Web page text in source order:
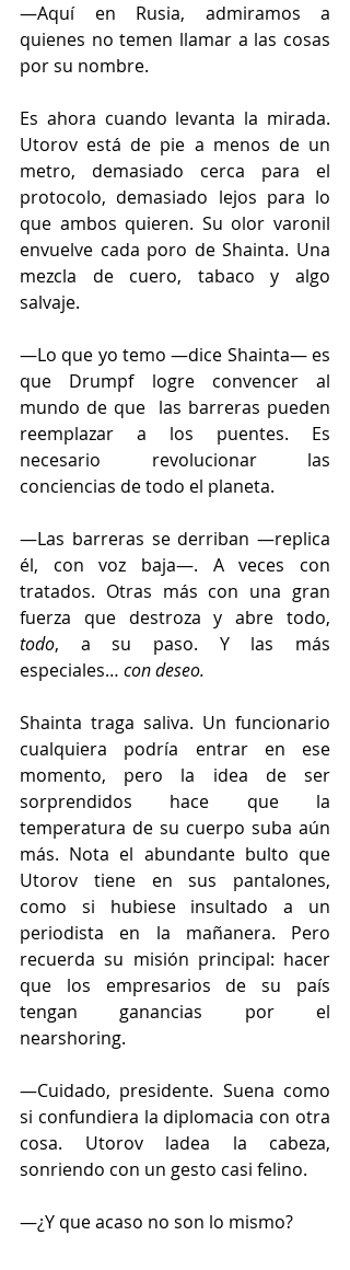
—Aquí en Rusia, admiramos a
quienes no temen llamar a las cosas
por su nombre.
Es ahora cuando levanta la mirada.
Utorov está de pie a menos de un
metro, demasiado cerca para el
protocolo, demasiado lejos para lo
que ambos quieren. Su olor varonil
envuelve cada poro de Shainta. Una
mezcla de cuero, tabaco y algo
salvaje.
—Lo que yo temo —dice Shainta— es
que Drumpf logre convencer al
mundo de que  las barreras pueden
reemplazar a los puentes. Es
necesario revolucionar las
conciencias de todo el planeta.
—Las barreras se derriban —replica
él, con voz baja—. A veces con
tratados. Otras más con una gran
todo, a su paso. Y las más
especiales… con deseo.
Shainta traga saliva. Un funcionario
cualquiera podría entrar en ese
momento, pero la idea de ser
sorprendidos hace que la
temperatura de su cuerpo suba aún
más. Nota el abundante bulto que
Utorov tiene en sus pantalones,
como si hubiese insultado a un
periodista en la mañanera. Pero
recuerda su misión principal: hacer
que los empresarios de su país
tengan ganancias por el
nearshoring.
—Cuidado, presidente. Suena como
si confundiera la diplomacia con otra
cosa. Utorov ladea la cabeza,
sonriendo con un gesto casi felino.
—¿Y que acaso no son lo mismo?